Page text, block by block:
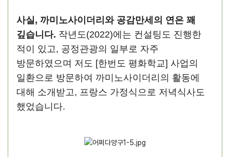
사실, 까미노사이더리와 공감만세의 연은 꽤
깊습니다. 작년도(2022)에는 컨설팅도 진행한
적이 있고, 공정관광의 일부로 자주
방문하였으며 저도 [한번도 평화학교] 사업의
일환으로 방문하여 까미노사이더리의 활동에
대해 소개받고, 프랑스 가정식으로 저녁식사도
했었습니다.